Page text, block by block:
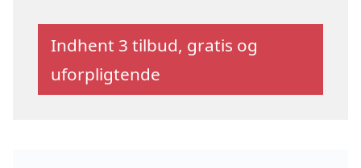
Indhent 3 tilbud, gratis og
uforpligtende